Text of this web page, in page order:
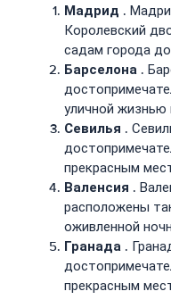
Мадрид .
Королевский
садам города
Барселона .
уличной жизнью
Севилья .
прекрасным
Валенсия .
расположены
оживленной
Гранада .
прекрасным